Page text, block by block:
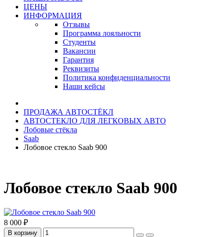
ЦЕНЫ
ИНФОРМАЦИЯ
Отзывы
Программа лояльности
Студенты
Вакансии
Гарантия
Реквизиты
Политика конфиденциальности
Наши кейсы
ПРОДАЖА АВТОСТЁКЛ
АВТОСТЕКЛО ДЛЯ ЛЕГКОВЫХ АВТО
Лобовые стёкла
Saab
Лобовое стекло Saab 900
Лобовое стекло Saab 900
8 000 ₽
В корзину